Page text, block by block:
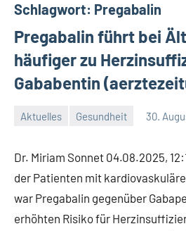
Schlagwort: Pregabalin
Pregabalin führt bei
häufiger zu
Gababentin
Aktuelles Gesundheit 30.
Dr. Miriam Sonnet 04.08.2025,
der Patienten mit
war Pregabalin gegenüber
erhöhten Risiko für